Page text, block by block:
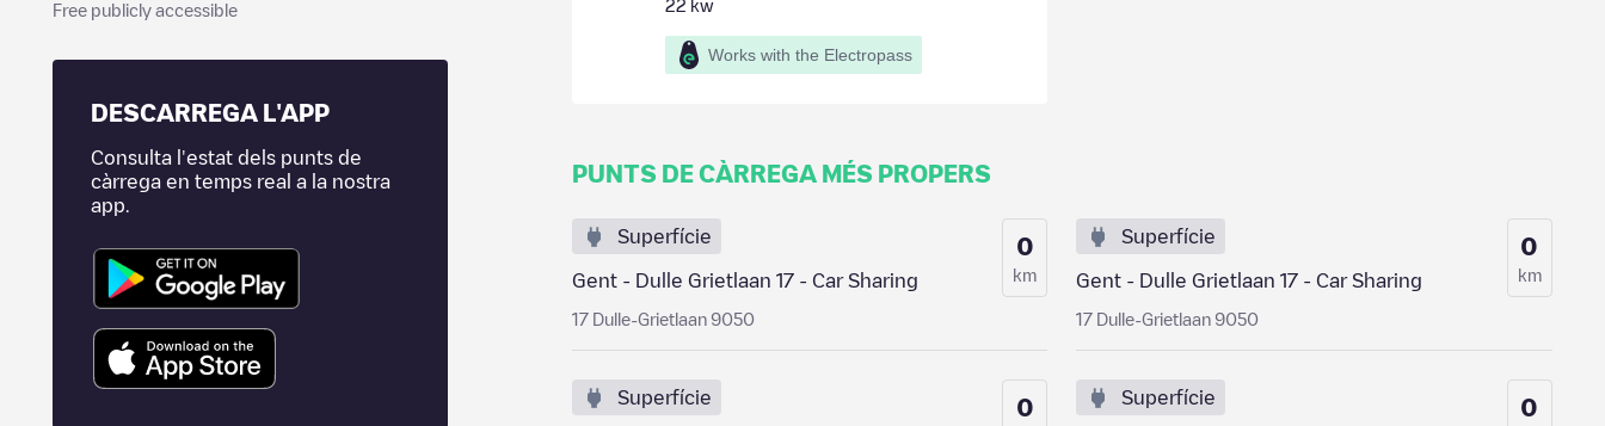
Free publicly accessible
DESCARREGA L'APP
Consulta l'estat dels punts de
càrrega en temps real a la nostra
app.
22 kw
Works with the Electropass
PUNTS DE CÀRREGA MÉS PROPERS
Superfície
Gent - Dulle Grietlaan 17 - Car Sharing
17 Dulle-Grietlaan 9050
0
km
Superfície
Gent - Dulle Grietlaan 17 - Car Sharing
17 Dulle-Grietlaan 9050
0
km
Superfície 0 Superfície 0